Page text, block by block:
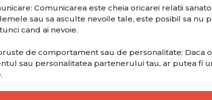
Comunicarea este cheia oricarei relatii
sau sa asculte nevoile tale, este posibil sa nu
cand ai nevoie.
de comportament sau de personalitate: Daca
sau personalitatea partenerului tau, ar putea fi